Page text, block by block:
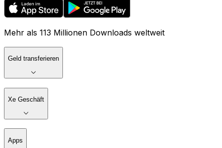
Mehr als 113 Millionen Downloads weltweit
Geld transferieren
Xe Geschäft
Apps